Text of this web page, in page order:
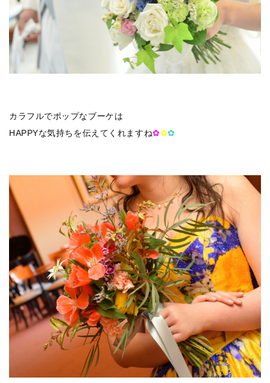
カラフルでポップなブーケは
HAPPYな気持ちを伝えてくれますね✿✿✿